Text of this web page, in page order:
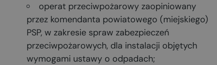
operat przeciwpożarowy zaopiniowany
przez komendanta powiatowego (miejskiego)
PSP, w zakresie spraw zabezpieczeń
przeciwpożarowych, dla instalacji objętych
wymogami ustawy o odpadach;